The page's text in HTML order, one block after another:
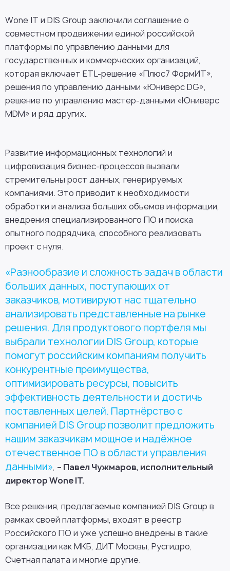
Wone IT и DIS Group заключили соглашение о
совместном продвижении единой российской
платформы по управлению данными для
государственных и коммерческих организаций,
которая включает ETL-решение «Плюс7 ФормИТ»,
решения по управлению данными «Юниверс DG»,
решение по управлению мастер-данными «Юниверс
MDM» и ряд других.
Развитие информационных технологий и
цифровизация бизнес-процессов вызвали
стремительны рост данных, генерируемых
компаниями. Это приводит к необходимости
обработки и анализа больших объемов информации,
внедрения специализированного ПО и поиска
опытного подрядчика, способного реализовать
проект с нуля.
«Разнообразие и сложность задач в области
больших данных, поступающих от
заказчиков, мотивируют нас тщательно
анализировать представленные на рынке
решения. Для продуктового портфеля мы
выбрали технологии DIS Group, которые
помогут российским компаниям получить
конкурентные преимущества,
оптимизировать ресурсы, повысить
эффективность деятельности и достичь
поставленных целей. Партнёрство с
компанией DIS Group позволит предложить
нашим заказчикам мощное и надёжное
отечественное ПО в области управления
данными», – Павел Чужмаров, исполнительный
директор Wone IT.
Все решения, предлагаемые компанией DIS Group в
рамках своей платформы, входят в реестр
Российского ПО и уже успешно внедрены в такие
организации как МКБ, ДИТ Москвы, Русгидро,
Счетная палата и многие другие.